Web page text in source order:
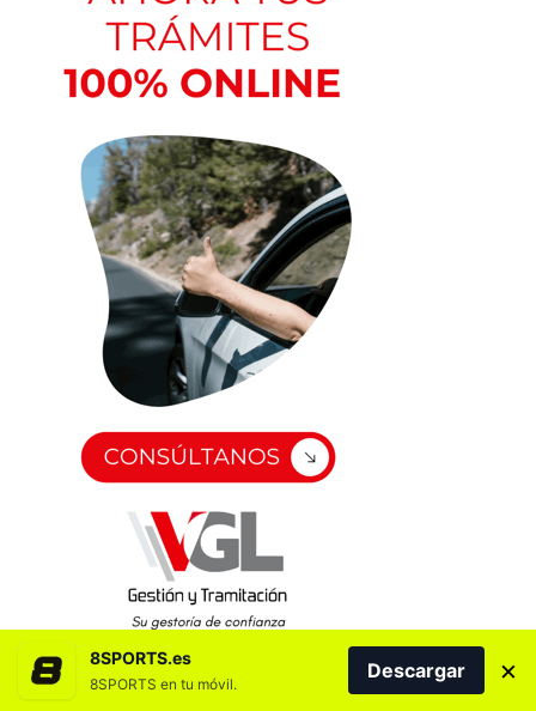
8SPORTS.es
8SPORTS en tu móvil.
Descargar ×